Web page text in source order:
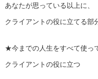
あなたが思っている以上に、
クライアントの役に立てる部
★今までの人生をすべて使っ
クライアントの役に立つ